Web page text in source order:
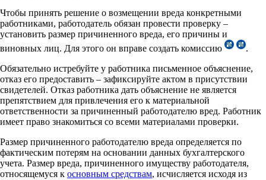
Чтобы принять решение о возмещении вреда конкретными
работниками, работодатель обязан провести проверку –
установить размер причиненного вреда, его причины и
виновных лиц. Для этого он вправе создать комиссию
.
Обязательно истребуйте у работника письменное объяснение,
отказ его предоставить – зафиксируйте актом в присутствии
свидетелей. Отказ работника дать объяснение не является
препятствием для привлечения его к материальной
ответственности за причиненный работодателю вред. Работник
имеет право знакомиться со всеми материалами проверки.
Размер причиненного работодателю вреда определяется по
фактическим потерям на основании данных бухгалтерского
учета. Размер вреда, причиненного имуществу работодателя,
относящемуся к основным средствам, исчисляется исходя из